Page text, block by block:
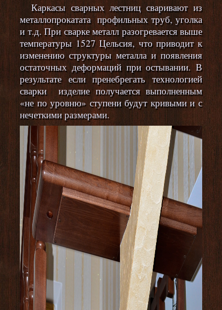
Каркасы сварных лестниц сваривают из
металлопрокатата профильных труб, уголка
и т.д. При сварке металл разогревается выше
температуры 1527 Цельсия, что приводит к
изменению структуры металла и появления
остаточных деформаций при остывании. В
результате если пренебрегать технологией
сварки изделие получается выполненным
«не по уровню» ступени будут кривыми и с
нечеткими размерами.